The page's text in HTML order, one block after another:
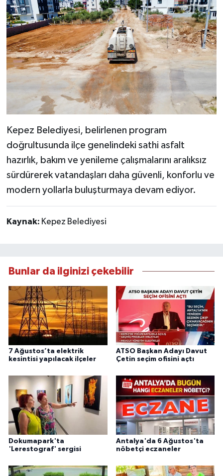
Kepez Belediyesi, belirlenen program
doğrultusunda ilçe genelindeki sathi asfalt
hazırlık, bakım ve yenileme çalışmalarını aralıksız
sürdürerek vatandaşları daha güvenli, konforlu ve
modern yollarla buluşturmaya devam ediyor.
Kaynak: Kepez Belediyesi
Bunlar da ilginizi çekebilir
7 Ağustos’ta elektrik
kesintisi yapılacak ilçeler
ATSO Başkan Adayı Davut
Çetin seçim ofisini açtı
Dokumapark'ta
'Lerestograf' sergisi
Antalya'da 6 Ağustos'ta
nöbetçi eczaneler